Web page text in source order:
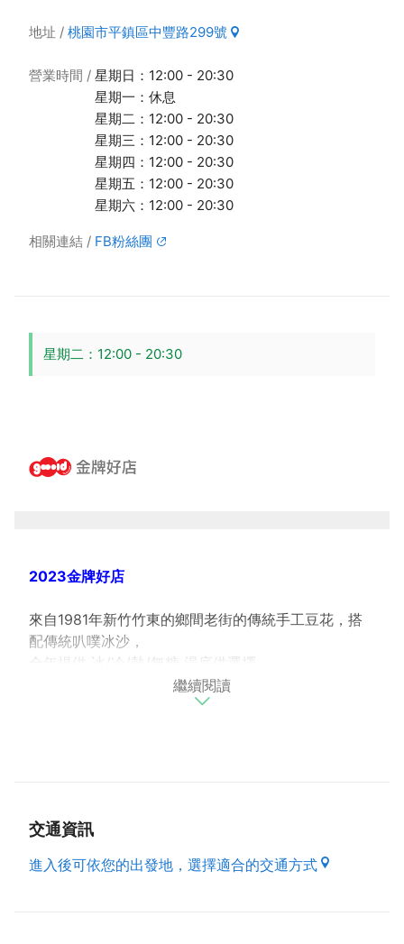
地址 桃園市平鎮區中豐路299號
營業時間
星期日：12:00 - 20:30
星期一：休息
星期二：12:00 - 20:30
星期三：12:00 - 20:30
星期四：12:00 - 20:30
星期五：12:00 - 20:30
星期六：12:00 - 20:30
相關連結 FB粉絲團
星期二：12:00 - 20:30
2023金牌好店
來自1981年新竹竹東的鄉間老街的傳統手工豆花，搭
配傳統叭噗冰沙，
全年提供 冰/冷/熱/無糖 湯底供選擇。
天熱的傳統糖冰、辣香的薑汁冰沙、濃郁健康的豆漿冰
沙，天冷的傳統熬製濃郁熱薑湯、紅豆湯、紅豆湯圓可
代人健康營養的少糖少負擔的飲食習慣，結合傳統但健
康高蛋白質且低熱量的無負擔小點心。
繼續閱讀
交通資訊
進入後可依您的出發地，選擇適合的交通方式